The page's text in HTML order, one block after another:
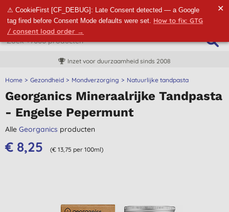
⚠ CookieFirst [CF_DEBUG]: Late Consent detected — a Google
tag fired before Consent Mode defaults were set. How to fix: GTG
/ consent load order →
✕
Inzet voor duurzaamheid sinds 2008
Home Gezondheid Mondverzorging Natuurlijke tandpasta
Georganics Mineraalrijke Tandpasta
- Engelse Pepermunt
Alle Georganics producten
€ 8,25 (€ 13,75 per 100ml)